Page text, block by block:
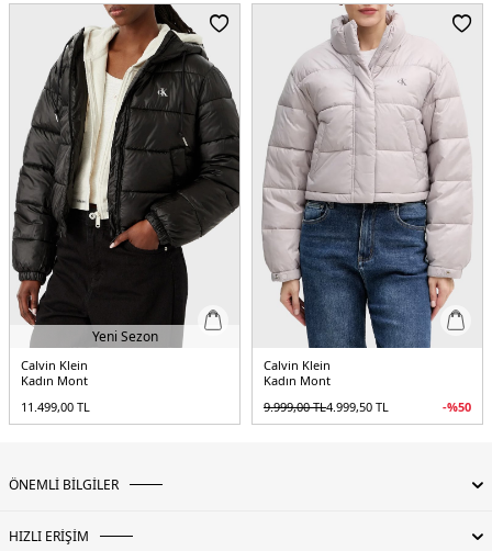
Kumaş Tipi:Belirtilmemiş
Astar Durumu:Astarlı
Boy:Kısa
Kalıp Bilgisi: Boxy Fit
Yaş Grubu: Yetişkin
Menşei: Vietnam
Detaylar:Çıkarılabilir Kapüşonlu Yaka
5DE2LV047D501GUB1.07
Yeni Sezon
Calvin Klein
Kadın Mont
11.499,00 TL
Calvin Klein
Kadın Mont
9.999,00TL4.999,50 TL -%50
ÖNEMLİ BİLGİLER
HIZLI ERİŞİM